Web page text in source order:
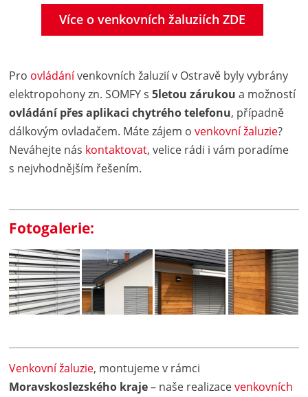
Více o venkovních žaluziích ZDE
Pro ovládánívenkovních žaluzií v Ostravě byly vybrány
elektropohony zn. SOMFY s5letou zárukou a možností
ovládání přes aplikaci chytrého telefonu, případně
dálkovým ovladačem. Máte zájem ovenkovní žaluzie?
Neváhejte nás kontaktovat, velice rádi i vám poradíme
s nejvhodnějším řešením.
Fotogalerie:
Venkovní žaluzie, montujeme v rámci
Moravskoslezského kraje– naše realizacevenkovních